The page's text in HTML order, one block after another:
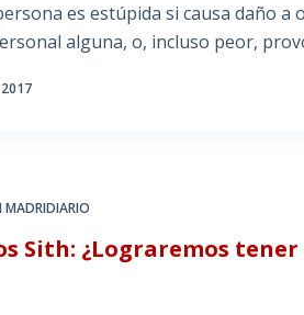
es estúpida si causa daño
alguna, o, incluso peor,
2017
MADRIDIARIO
Sith: ¿Lograremos